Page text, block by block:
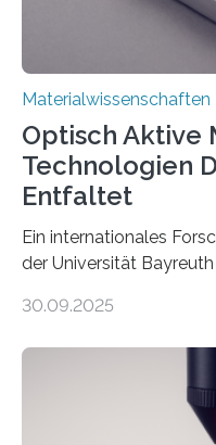
Materialwissenschaften
Optisch Aktive
Technologien
Entfaltet
Ein internationales
der Universität
Dadurch ist es in der
Nichtmetallen
Sensorik und
30.09.2025